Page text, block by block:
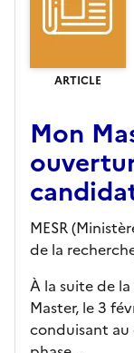
ARTICLE
Mon
MESR
de la
À la suite de
Master, le 3
conduisant au